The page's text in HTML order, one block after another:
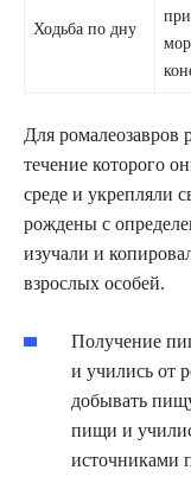
Ходьба по дну
Для
течение которого
среде и укрепляли
рождены с
изучали и
взрослых особей.
Получение
и учились от
добывать
пищи и
источниками